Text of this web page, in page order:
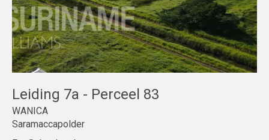
Leiding 7a - Perceel 83
WANICA
Saramaccapolder